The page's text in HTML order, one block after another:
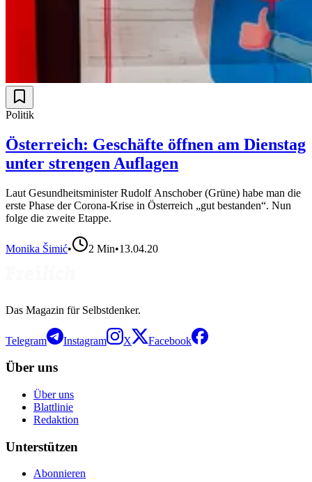
Politik
Österreich: Geschäfte öffnen am Dienstag
unter strengen Auflagen
Laut Gesundheitsminister Rudolf Anschober (Grüne) habe man die
erste Phase der Corona-Krise in Österreich „gut bestanden“. Nun
folge die zweite Etappe.
Monika Šimić• 2 Min•13.04.20
Das Magazin für Selbstdenker.
Telegram Instagram X Facebook
Über uns
Über uns
Blattlinie
Redaktion
Unterstützen
Abonnieren